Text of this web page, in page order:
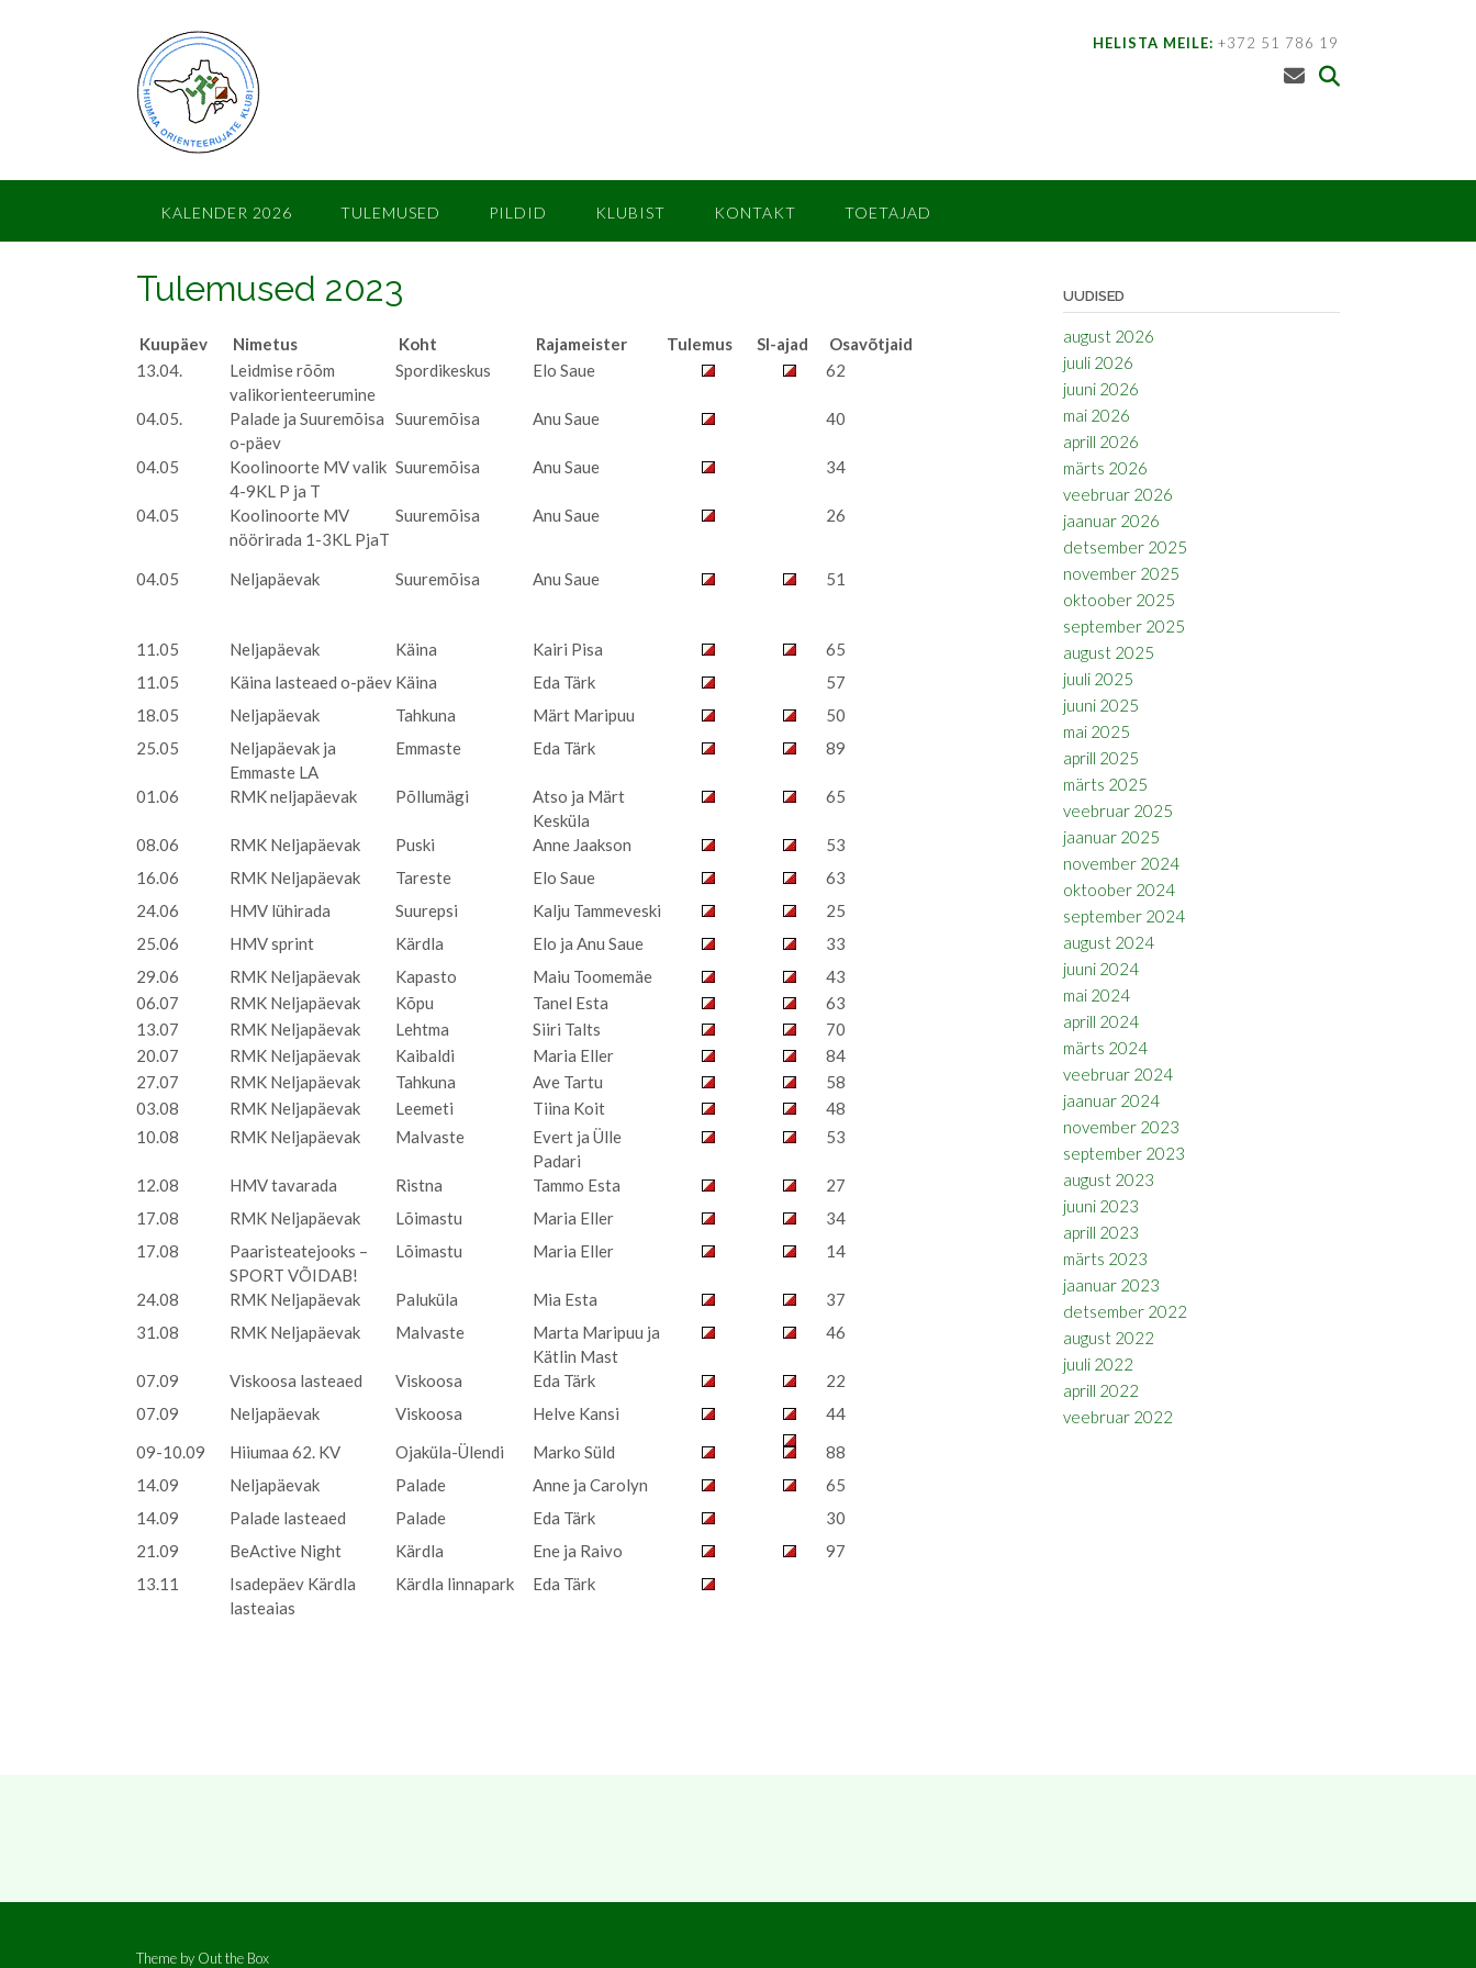
HELISTA MEILE: +372 51 786 19
KALENDER 2026 TULEMUSED PILDID KLUBIST KONTAKT TOETAJAD
Tulemused 2023
Kuupäev Nimetus Koht Rajameister Tulemus SI-ajad
Osavõtjaid
13.04.
Leidmise rõõm
valikorienteerumine
Spordikeskus Elo Saue 62
04.05.
Palade ja Suuremõisa
o-päev
Suuremõisa Anu Saue 40
04.05
Koolinoorte MV valik
4-9KL P ja T
Suuremõisa Anu Saue 34
04.05
Koolinoorte MV
nöörirada 1-3KL PjaT
Suuremõisa Anu Saue 26
04.05 Neljapäevak Suuremõisa Anu Saue 51
11.05 Neljapäevak Käina Kairi Pisa
65
11.05
Käina lasteaed o-päev Käina Eda Tärk
57
18.05
Neljapäevak Tahkuna Märt Maripuu
50
25.05
Neljapäevak ja
Emmaste LA
Emmaste Eda Tärk 89
01.06 RMK neljapäevak Põllumägi
Atso ja Märt
Kesküla
65
08.06 RMK Neljapäevak Puski Anne Jaakson
53
16.06
RMK Neljapäevak Tareste Elo Saue
63
24.06
HMV lühirada Suurepsi Kalju Tammeveski
25
25.06
HMV sprint Kärdla Elo ja Anu Saue
33
29.06
RMK Neljapäevak Kapasto Maiu Toomemäe
43
06.07
RMK Neljapäevak Kõpu Tanel Esta
63
13.07
RMK Neljapäevak Lehtma Siiri Talts
70
20.07
RMK Neljapäevak Kaibaldi Maria Eller
84
27.07
RMK Neljapäevak Tahkuna Ave Tartu
58
03.08
RMK Neljapäevak Leemeti Tiina Koit
48
10.08
RMK Neljapäevak Malvaste
Evert ja Ülle
Padari
53
12.08 HMV tavarada Ristna Tammo Esta
27
17.08
RMK Neljapäevak Lõimastu Maria Eller
34
17.08
Paaristeatejooks –
SPORT VÕIDAB!
Lõimastu Maria Eller 14
24.08 RMK Neljapäevak Paluküla Mia Esta
37
31.08
RMK Neljapäevak Malvaste
Marta Maripuu ja
Kätlin Mast
46
07.09 Viskoosa lasteaed Viskoosa Eda Tärk
22
07.09
Neljapäevak Viskoosa Helve Kansi
44
09-10.09
Hiiumaa 62. KV Ojaküla-Ülendi Marko Süld
88
14.09
Neljapäevak Palade Anne ja Carolyn
65
14.09
Palade lasteaed Palade Eda Tärk
30
21.09
BeActive Night Kärdla Ene ja Raivo
97
13.11
Isadepäev Kärdla
lasteaias
Kärdla linnapark Eda Tärk
UUDISED
august 2026
juuli 2026
juuni 2026
mai 2026
aprill 2026
märts 2026
veebruar 2026
jaanuar 2026
detsember 2025
november 2025
oktoober 2025
september 2025
august 2025
juuli 2025
juuni 2025
mai 2025
aprill 2025
märts 2025
veebruar 2025
jaanuar 2025
november 2024
oktoober 2024
september 2024
august 2024
juuni 2024
mai 2024
aprill 2024
märts 2024
veebruar 2024
jaanuar 2024
november 2023
september 2023
august 2023
juuni 2023
aprill 2023
märts 2023
jaanuar 2023
detsember 2022
august 2022
juuli 2022
aprill 2022
veebruar 2022
Theme by Out the Box